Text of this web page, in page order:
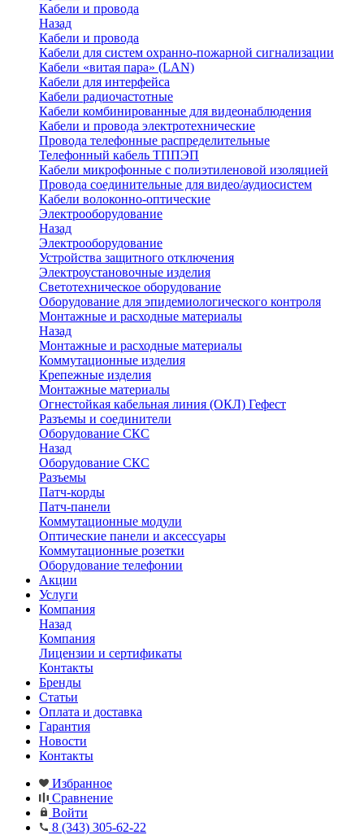
Кабели и провода
Назад
Кабели и провода
Кабели для систем охранно-пожарной сигнализации
Кабели «витая пара» (LAN)
Кабели для интерфейса
Кабели радиочастотные
Кабели комбинированные для видеонаблюдения
Кабели и провода электротехнические
Провода телефонные распределительные
Телефонный кабель ТППЭП
Кабели микрофонные с полиэтиленовой изоляцией
Провода соединительные для видео/аудиосистем
Кабели волоконно-оптические
Электрооборудование
Назад
Электрооборудование
Устройства защитного отключения
Электроустановочные изделия
Светотехническое оборудование
Оборудование для эпидемиологического контроля
Монтажные и расходные материалы
Назад
Монтажные и расходные материалы
Коммутационные изделия
Крепежные изделия
Монтажные материалы
Огнестойкая кабельная линия (ОКЛ) Гефест
Разъемы и соединители
Оборудование СКС
Назад
Оборудование СКС
Разъемы
Патч-корды
Патч-панели
Коммутационные модули
Оптические панели и аксессуары
Коммутационные розетки
Оборудование телефонии
Акции
Услуги
Компания
Назад
Компания
Лицензии и сертификаты
Контакты
Бренды
Статьи
Оплата и доставка
Гарантия
Новости
Контакты
Избранное
Сравнение
Войти
8 (343) 305-62-22